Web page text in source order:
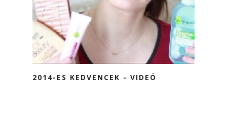
2014-ES KEDVENCEK - VIDEÓ